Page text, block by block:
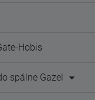
Hobis
spálne Gazel